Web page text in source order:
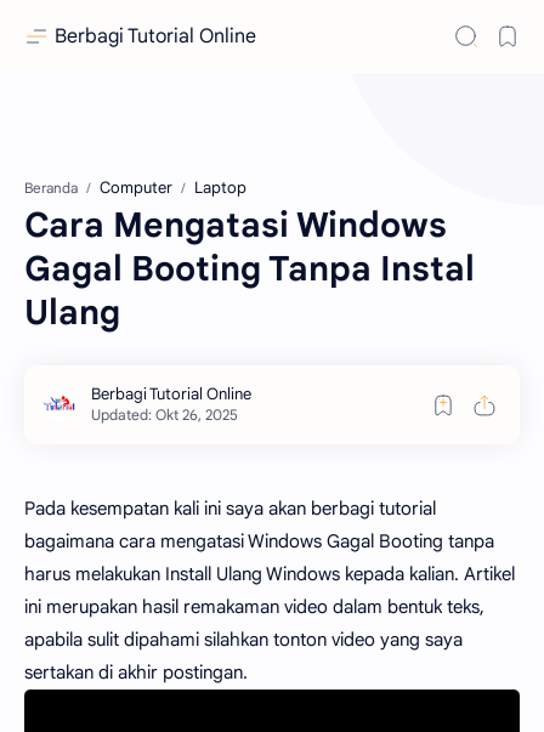
Berbagi Tutorial Online
Beranda Computer Laptop
Cara Mengatasi Windows
Gagal Booting Tanpa Instal
Ulang
Pada kesempatan kali ini saya akan berbagi tutorial
bagaimana cara mengatasi Windows Gagal Booting tanpa
harus melakukan Install Ulang Windows kepada kalian. Artikel
ini merupakan hasil remakaman video dalam bentuk teks,
apabila sulit dipahami silahkan tonton video yang saya
sertakan di akhir postingan.